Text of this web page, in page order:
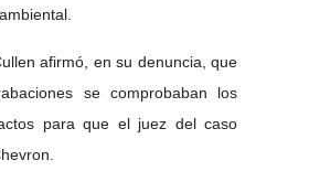
afirmó, en su denuncia, que
se comprobaban los
para que el juez del caso